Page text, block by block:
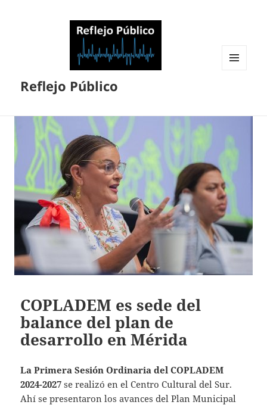
Reflejo Público
COPLADEM es sede del
balance del plan de
desarrollo en Mérida
La Primera Sesión Ordinaria del COPLADEM
2024-2027 se realizó en el Centro Cultural del Sur.
Ahí se presentaron los avances del Plan Municipal